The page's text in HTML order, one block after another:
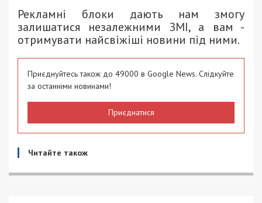
Рекламні блоки дають нам змогу
залишатися незалежними ЗМІ, а вам -
отримувати найсвіжіші новини під ними.
Приєднуйтесь також до 49000 в Google News. Слідкуйте
за останніми новинами!
Приєднатися
Читайте також